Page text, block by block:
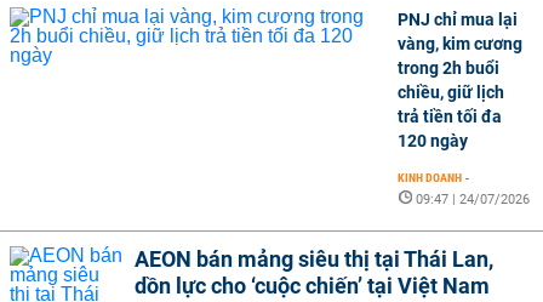
PNJ chỉ mua lại
vàng, kim cương
trong 2h buổi
chiều, giữ lịch
trả tiền tối đa
120 ngày
KINH DOANH -
09:47 | 24/07/2026
AEON bán mảng siêu thị tại Thái Lan,
dồn lực cho ‘cuộc chiến’ tại Việt Nam